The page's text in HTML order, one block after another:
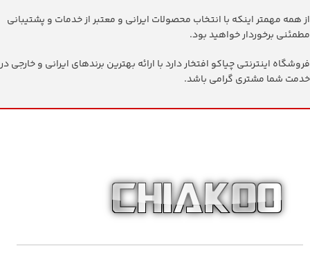
از همه مهمتر اینکه با انتخاب محصولات ایرانی و معتبر از خدمات و پشتیبانی
مطمئنی برخوردار خواهید بود.
فروشگاه اینترنتی چیاکو افتخار دارد با ارائه بهترین برندهای ایرانی و خارجی در
خدمت شما مشتری گرامی باشد.